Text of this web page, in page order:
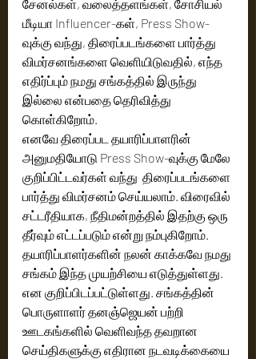
சேனல்கள், வலைத்தளங்கள், சோசியல்
மீடியா Influencer-கள், Press Show-
வுக்கு வந்து, திரைப்படங்களை பார்த்து
விமர்சனங்களை வெளியிடுவதில், எந்த
எதிர்ப்பும் நமது சங்கத்தில் இருந்து
இல்லை என்பதை தெரிவித்து
கொள்கிறோம்.
எனவே திரைப்பட தயாரிப்பாளரின்
அனுமதியோடு Press Show-வுக்கு மேலே
குறிப்பிட்டவர்கள் வந்து  திரைப்படங்களை
பார்த்து விமர்சனம் செய்யலாம். விரைவில்
சட்டரீதியாக, நீதிமன்றத்தில் இதற்கு ஒரு
தீர்வும் எட்டப்படும் என்று நம்புகிறோம்.
தயாரிப்பாளர்களின் நலன் காக்கவே நமது
சங்கம் இந்த முயற்சியை எடுத்துள்ளது.
என குறிப்பிடப்பட்டுள்ளது. சங்கத்தின்
பொருளாளர் தனஞ்ஜெயன் பற்றி
ஊடகங்களில் வெளிவந்த தவறான
செய்திகளுக்கு எதிரான நடவடிக்கையை